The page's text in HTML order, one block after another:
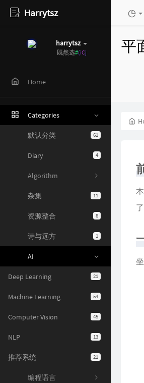
Harrytsz
harrytsz
既]:pz~
Home
Categories
61
默认分类
4
Diary
Algorithm
11
杂集
8
资源整合
1
诗与远方
AI
21
Deep Learning
54
Machine Learning
45
Computer Vision
13
NLP
21
推荐系统
编程语言
平